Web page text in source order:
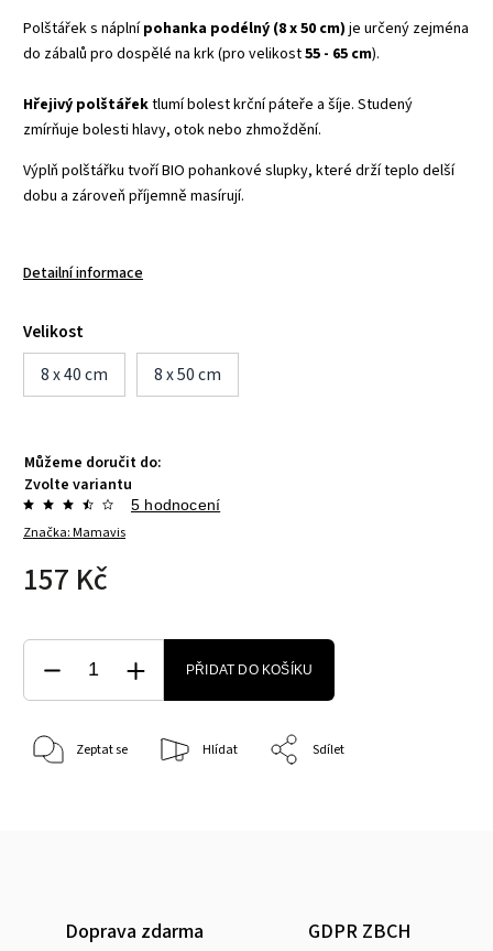
Polštářek s náplnípohanka podélný (8 x 50 cm) je určený zejména
do zábalů pro dospělé na krk (pro velikost55 - 65 cm).
Hřejivý polštářektlumí bolest krční páteře a šíje. Studený
zmírňuje bolesti hlavy, otok nebo zhmoždění.
Výplň polštářku tvoří BIO pohankové slupky, které drží teplo delší
dobu a zároveň příjemně masírují.
Detailní informace
Velikost
8 x 40 cm
8 x 50 cm
Můžeme doručit do:
Zvolte variantu
Značka:Mamavis
5 hodnocení
157 Kč
PŘIDAT DO KOŠÍKU
Zeptat se Hlídat Sdílet
Doprava zdarma GDPR ZBCH